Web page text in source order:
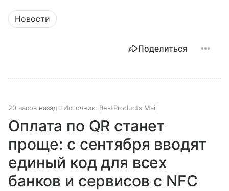
Новости
Поделиться
20 часов назад Источник: BestProducts Mail
Оплата по QR станет
проще: с сентября вводят
единый код для всех
банков и сервисов с NFC